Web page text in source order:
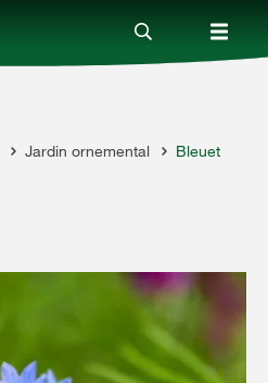
Jardin ornemental Bleuet